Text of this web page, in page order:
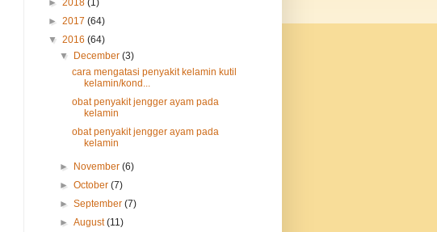
► 2018 (1)
► 2017 (64)
▼ 2016 (64)
▼
December(3)
cara mengatasi penyakit kelamin kutil
kelamin/kond...
obat penyakit jengger ayam pada
kelamin
obat penyakit jengger ayam pada
kelamin
► November(6)
►October(7)
►September(7)
►August(11)